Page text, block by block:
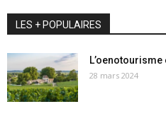
LES + POPULAIRES
28 mars 2024